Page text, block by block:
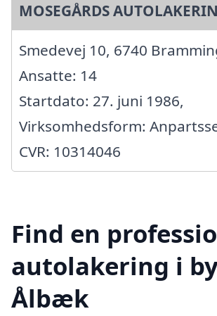
MOSEGÅRDS
Smedevej 10, 6740
Ansatte: 14
Startdato: 27. juni 1986,
Virksomhedsform:
CVR: 10314046
Find en
autolakering i
Ålbæk